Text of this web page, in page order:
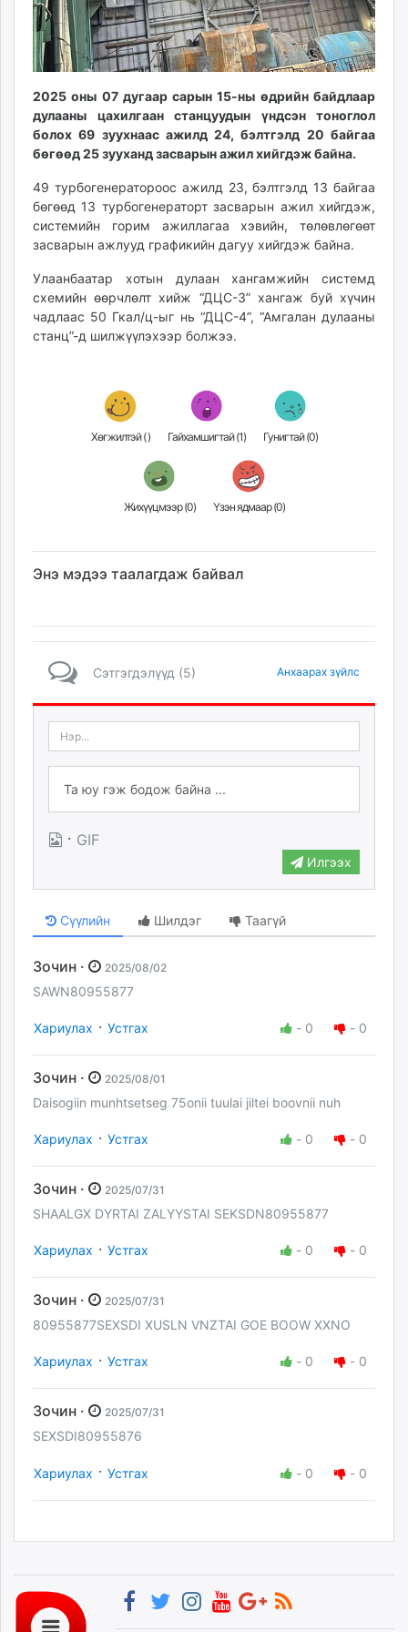
unuudur.mn
isee.mn
mglradio.com
itoim.mn
tumen.mn
shuum.mn
tvmongolia.mn
mass.mn
unegui.mn
tac.mn
paparazzi.mn
2025 оны 07 дугаар сарын 15-ны өдрийн байдлаар
дулааны цахилгаан станцуудын үндсэн тоноглол
болох 69 зуухнаас ажилд 24, бэлтгэлд 20 байгаа
бөгөөд 25 зууханд засварын ажил хийгдэж байна.
49 турбогенератороос ажилд 23, бэлтгэлд 13 байгаа
бөгөөд 13 турбогенераторт засварын ажил хийгдэж,
системийн горим ажиллагаа хэвийн, төлөвлөгөөт
засварын ажлууд графикийн дагуу хийгдэж байна.
Улаанбаатар хотын дулаан хангамжийн системд
схемийн өөрчлөлт хийж “ДЦС-3” хангаж буй хүчин
чадлаас 50 Гкал/ц-ыг нь “ДЦС-4”, “Амгалан дулааны
станц”-д шилжүүлэхээр болжээ.
Хөгжилтэй () Гайхамшигтай (1) Гунигтай (0)
Жихүүцмээр (0) Үзэн ядмаар (0)
Энэ мэдээ таалагдаж байвал
Сэтгэгдэлүүд (5) Анхаарах зүйлс
· GIF
Илгээх
Сүүлийн Шилдэг Таагүй
Зочин · 2025/08/02
SAWN80955877
Хариулах · Устгах - 0 - 0
Зочин · 2025/08/01
Daisogiin munhtsetseg 75onii tuulai jiltei boovnii nuh
Хариулах · Устгах - 0 - 0
Зочин · 2025/07/31
SHAALGX DYRTAI ZALYYSTAI SEKSDN80955877
Хариулах · Устгах - 0 - 0
Зочин · 2025/07/31
80955877SEXSDI XUSLN VNZTAI GOE BOOW XXNO
Хариулах · Устгах - 0 - 0
Зочин · 2025/07/31
SEXSDI80955876
Хариулах · Устгах - 0 - 0